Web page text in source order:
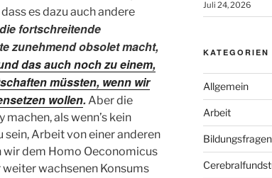
es dazu auch andere
fortschreitende
zunehmend obsolet macht,
das auch noch zu einem,
müssten, wenn wir
wollen. Aber die
als wenn’s kein
Arbeit von einer anderen
wir dem Homo Oeconomicus
wachsenen Konsums
Juli 24, 2026
KATEGORIEN
Allgemein
Arbeit
Bildungsfragen